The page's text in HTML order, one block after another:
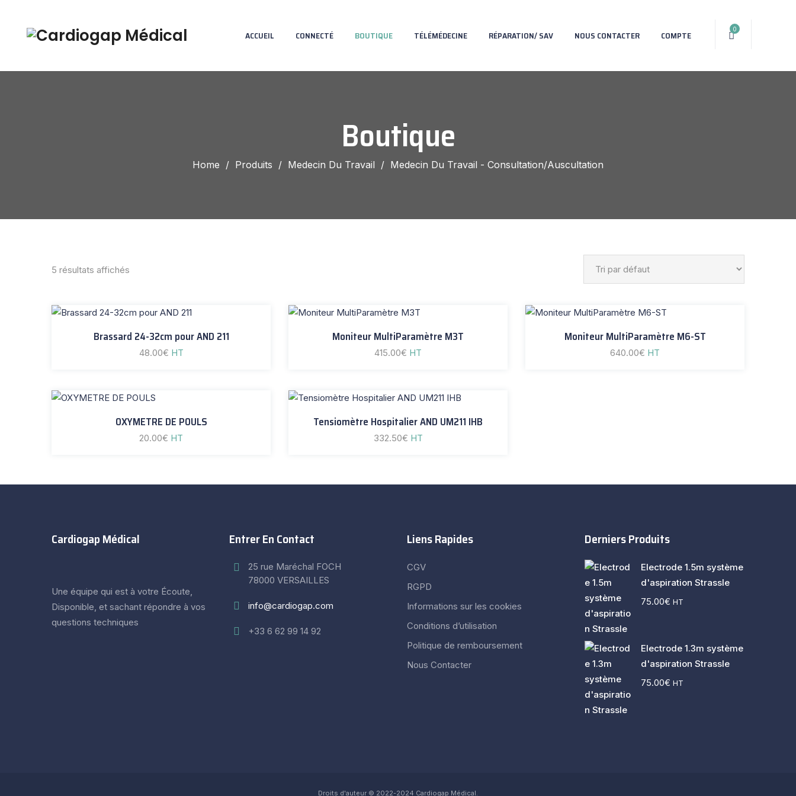
0
ACCUEIL CONNECTÉ BOUTIQUE TÉLÉMÉDECINE RÉPARATION/ SAV NOUS CONTACTER COMPTE
Boutique
Home / Produits / Medecin Du Travail / Medecin Du Travail - Consultation/Auscultation
5 résultats affichés
Brassard 24-32cm pour AND 211
48.00€ HT
Moniteur MultiParamètre M3T
415.00€ HT
Moniteur MultiParamètre M6-ST
640.00€ HT
OXYMETRE DE POULS
20.00€ HT
Tensiomètre Hospitalier AND UM211 IHB
332.50€ HT
Cardiogap Médical
Une équipe qui est à votre Écoute,
Disponible, et sachant répondre à vos
questions techniques
Entrer En Contact
25 rue Maréchal FOCH
78000 VERSAILLES
info@cardiogap.com
+33 6 62 99 14 92
Liens Rapides
CGV
RGPD
Informations sur les cookies
Conditions d’utilisation
Politique de remboursement
Nous Contacter
Derniers Produits
Electrode 1.5m système
d'aspiration Strassle
75.00€ HT
Electrode 1.3m système
d'aspiration Strassle
75.00€ HT
Droits d'auteur © 2022-2024 Cardiogap Médical.